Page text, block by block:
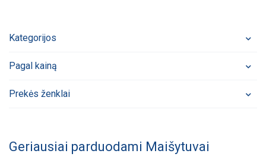
Kategorijos
Pagal kainą
Prekės ženklai
Geriausiai parduodami Maišytuvai